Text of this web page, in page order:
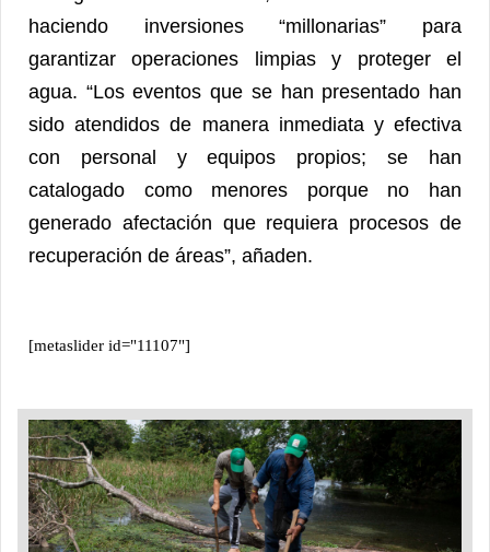
haciendo inversiones “millonarias” para
garantizar operaciones limpias y proteger el
agua. “Los eventos que se han presentado han
sido atendidos de manera inmediata y efectiva
con personal y equipos propios; se han
catalogado como menores porque no han
generado afectación que requiera procesos de
recuperación de áreas”, añaden.
[metaslider id="11107"]